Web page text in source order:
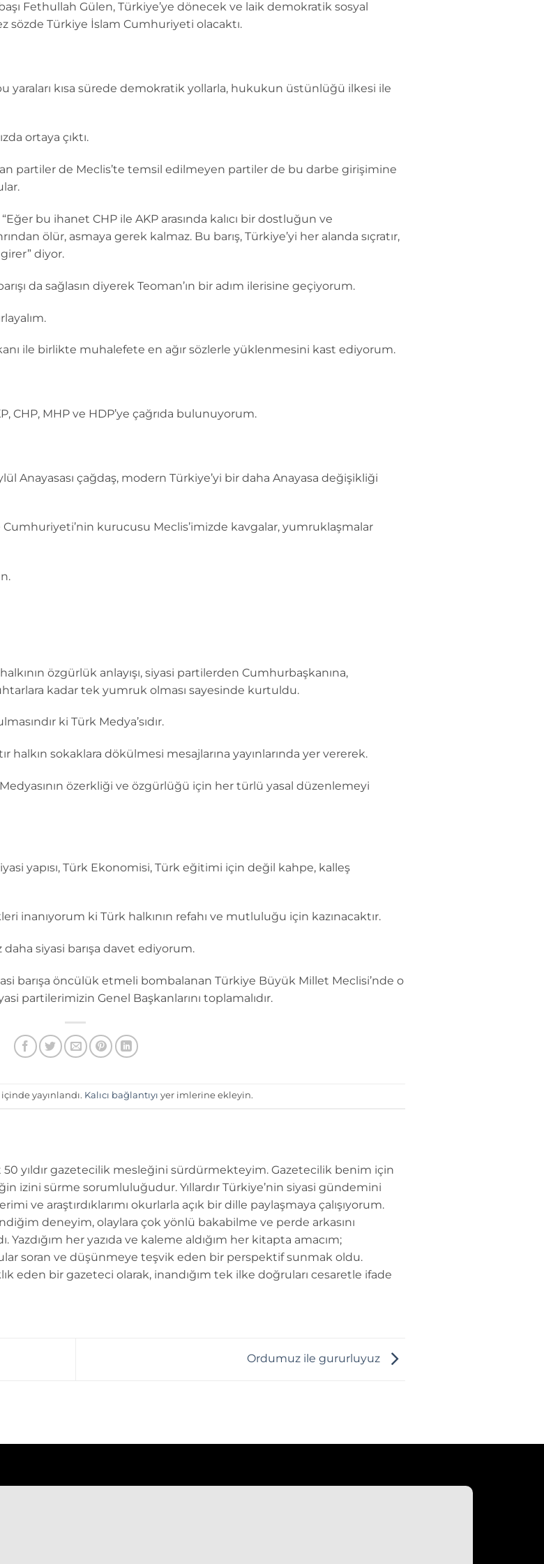
Fethullah Gülen, Türkiye’ye dönecek ve laik demokratik sosyal
Türkiye İslam Cumhuriyeti olacaktı.
yaraları kısa sürede demokratik yollarla, hukukun üstünlüğü ilkesi ile
ortaya çıktı.
partiler de Meclis’te temsil edilmeyen partiler de bu darbe girişimine
bu ihanet CHP ile AKP arasında kalıcı bir dostluğun ve
ölür, asmaya gerek kalmaz. Bu barış, Türkiye’yi her alanda sıçratır,
diyor.
da sağlasın diyerek Teoman’ın bir adım ilerisine geçiyorum.
ile birlikte muhalefete en ağır sözlerle yüklenmesini kast ediyorum.
CHP, MHP ve HDP’ye çağrıda bulunuyorum.
Anayasası çağdaş, modern Türkiye’yi bir daha Anayasa değişikliği
Cumhuriyeti’nin kurucusu Meclis’imizde kavgalar, yumruklaşmalar
özgürlük anlayışı, siyasi partilerden Cumhurbaşkanına,
kadar tek yumruk olması sayesinde kurtuldu.
ki Türk Medya’sıdır.
halkın sokaklara dökülmesi mesajlarına yayınlarında yer vererek.
özerkliği ve özgürlüğü için her türlü yasal düzenlemeyi
yapısı, Türk Ekonomisi, Türk eğitimi için değil kahpe, kalleş
inanıyorum ki Türk halkının refahı ve mutluluğu için kazınacaktır.
siyasi barışa davet ediyorum.
barışa öncülük etmeli bombalanan Türkiye Büyük Millet Meclisi’nde o
partilerimizin Genel Başkanlarını toplamalıdır.
içinde yayınlandı. Kalıcı bağlantıyı yer imlerine ekleyin.
50 yıldır gazetecilik mesleğini sürdürmekteyim. Gazetecilik benim için
izini sürme sorumluluğudur. Yıllardır Türkiye’nin siyasi gündemini
ve araştırdıklarımı okurlarla açık bir dille paylaşmaya çalışıyorum.
deneyim, olaylara çok yönlü bakabilme ve perde arkasını
Yazdığım her yazıda ve kaleme aldığım her kitapta amacım;
soran ve düşünmeye teşvik eden bir perspektif sunmak oldu.
eden bir gazeteci olarak, inandığım tek ilke doğruları cesaretle ifade
Ordumuz ile gururluyuz